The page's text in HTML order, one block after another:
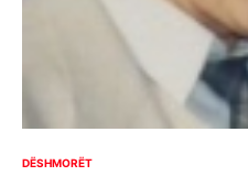
DËSHMORËT